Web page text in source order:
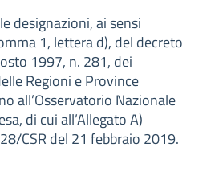
designazioni, ai sensi
1, lettera d), del decreto
1997, n. 281, dei
Regioni e Province
all’Osservatorio Nazionale
di cui all’Allegato A)
CSR del 21 febbraio 2019.